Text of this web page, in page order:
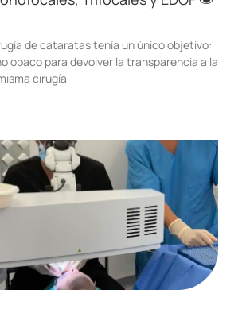
de cataratas tenía un único objetivo:
opaco para devolver la transparencia a la
cirugía